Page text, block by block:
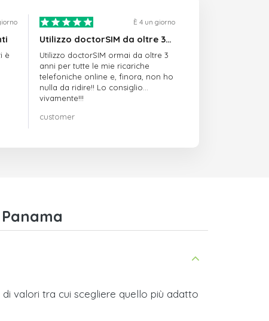
è
È 4 un giorno
Utilizzo doctorSIM da oltre 3…
Utilizzo doctorSIM ormai da oltre 3
anni per tutte le mie ricariche
telefoniche online e, finora, non ho
nulla da ridire!! Lo consiglio
vivamente!!!
customer
valori tra cui scegliere quello più adatto